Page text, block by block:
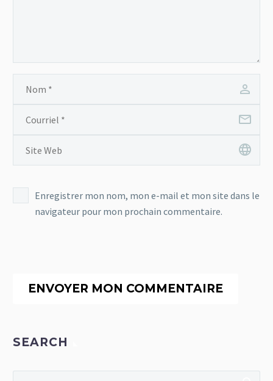
Enregistrer mon nom, mon e-mail et mon site dans le
navigateur pour mon prochain commentaire.
ENVOYER MON COMMENTAIRE
SEARCH